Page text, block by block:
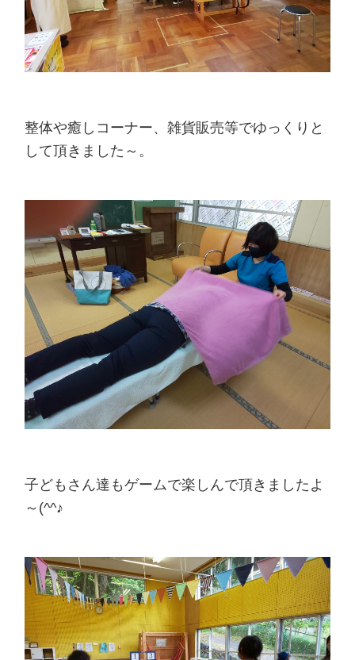
整体や癒しコーナー、雑貨販売等でゆっくりと
して頂きました～。
子どもさん達もゲームで楽しんで頂きましたよ
～(^^♪